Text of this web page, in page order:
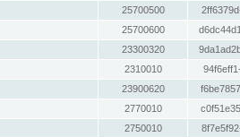
25700500
25700600
23300320
2310010
23900620
2770010
2750010